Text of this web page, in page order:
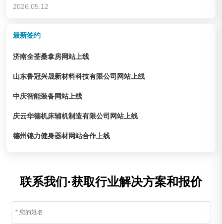
2026.05.12
最新签约
济南全荃桑拿房网站上线
山东鲁冠兴晟新材料科技有限公司网站上线
中庆智能装备网站上线
庆云华德机床辅机制造有限公司网站上线
德州锦力健身器材网站合作上线
联系我们·获取行业解决方案和报价